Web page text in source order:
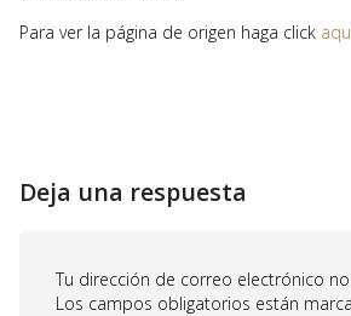
Para ver la página de origen haga click
Deja una respuesta
Tu dirección de correo electrónico
Los campos obligatorios están